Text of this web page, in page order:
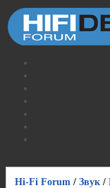
Hi-Fi Forum / Звук /